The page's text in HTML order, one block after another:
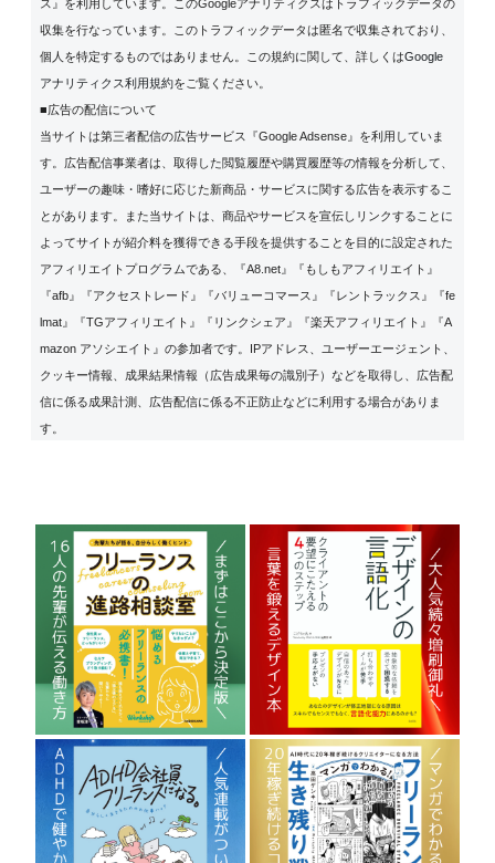
ス』を利用しています。このGoogleアナリティクスはトラフィックデータの
収集を行なっています。このトラフィックデータは匿名で収集されており、
個人を特定するものではありません。この規約に関して、詳しくはGoogle
アナリティクス利用規約をご覧ください。
■広告の配信について
当サイトは第三者配信の広告サービス『Google Adsense』を利用していま
す。広告配信事業者は、取得した閲覧履歴や購買履歴等の情報を分析して、
ユーザーの趣味・嗜好に応じた新商品・サービスに関する広告を表示するこ
とがあります。また当サイトは、商品やサービスを宣伝しリンクすることに
よってサイトが紹介料を獲得できる手段を提供することを目的に設定された
アフィリエイトプログラムである、『A8.net』『もしもアフィリエイト』
『afb』『アクセストレード』『バリューコマース』『レントラックス』『fe
lmat』『TGアフィリエイト』『リンクシェア』『楽天アフィリエイト』『A
mazon アソシエイト』の参加者です。IPアドレス、ユーザーエージェント、
クッキー情報、成果結果情報（広告成果毎の識別子）などを取得し、広告配
信に係る成果計測、広告配信に係る不正防止などに利用する場合がありま
す。